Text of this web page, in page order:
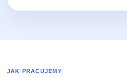
JAK PRACUJEMY